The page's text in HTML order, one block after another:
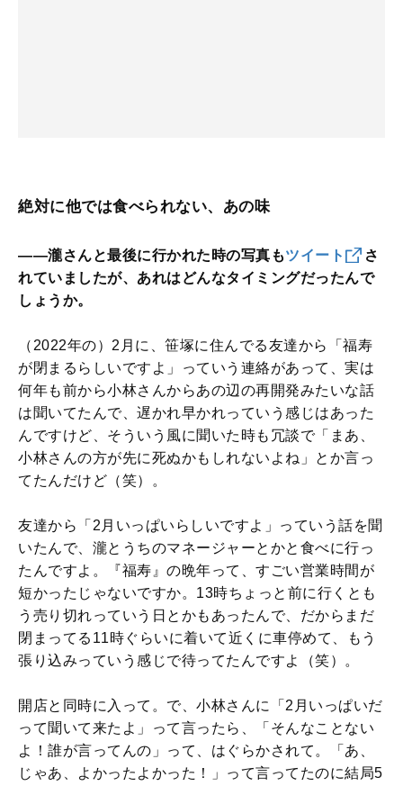
絶対に他では食べられない、あの味
――瀧さんと最後に行かれた時の写真もツイート
さ
れていましたが、あれはどんなタイミングだったんで
しょうか。
（2022年の）2月に、笹塚に住んでる友達から「福寿
が閉まるらしいですよ」っていう連絡があって、実は
何年も前から小林さんからあの辺の再開発みたいな話
は聞いてたんで、遅かれ早かれっていう感じはあった
んですけど、そういう風に聞いた時も冗談で「まあ、
小林さんの方が先に死ぬかもしれないよね」とか言っ
てたんだけど（笑）。
友達から「2月いっぱいらしいですよ」っていう話を聞
いたんで、瀧とうちのマネージャーとかと食べに行っ
たんですよ。『福寿』の晩年って、すごい営業時間が
短かったじゃないですか。13時ちょっと前に行くとも
う売り切れっていう日とかもあったんで、だからまだ
閉まってる11時ぐらいに着いて近くに車停めて、もう
張り込みっていう感じで待ってたんですよ（笑）。
開店と同時に入って。で、小林さんに「2月いっぱいだ
って聞いて来たよ」って言ったら、「そんなことない
よ！誰が言ってんの」って、はぐらかされて。「あ、
じゃあ、よかったよかった！」って言ってたのに結局5